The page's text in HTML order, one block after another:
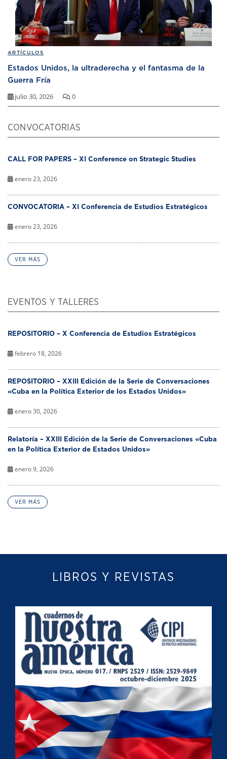
ARTÍCULOS
Estados Unidos, la ultraderecha y el fantasma de la
Guerra Fría
julio 30, 2026 0
CONVOCATORIAS
CALL FOR PAPERS – XI Conference on Strategic Studies
enero 23, 2026
CONVOCATORIA – XI Conferencia de Estudios Estratégicos
enero 23, 2026
VER MÁS
EVENTOS Y TALLERES
REPOSITORIO – X Conferencia de Estudios Estratégicos
febrero 18, 2026
REPOSITORIO – XXIII Edición de la Serie de Conversaciones
«Cuba en la Política Exterior de los Estados Unidos»
enero 30, 2026
Relatoría – XXIII Edición de la Serie de Conversaciones «Cuba
en la Política Exterior de Estados Unidos»
enero 9, 2026
VER MÁS
LIBROS Y REVISTAS